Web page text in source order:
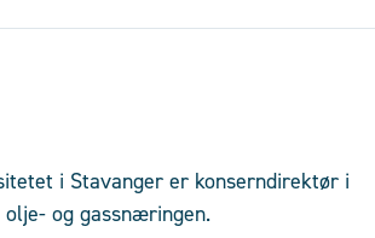
i Stavanger er konserndirektør i
og gassnæringen.